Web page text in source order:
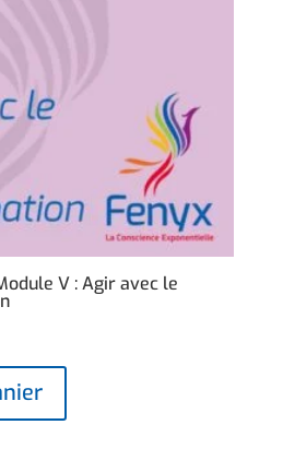
V : Agir avec le